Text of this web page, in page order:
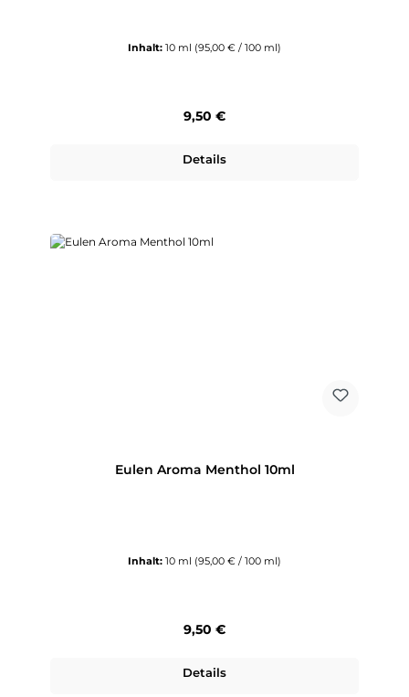
Inhalt: 10 ml (95,00 € / 100 ml)
Regulärer Preis:
9,50 €
Details
Eulen Aroma Menthol 10ml
Inhalt: 10 ml (95,00 € / 100 ml)
Regulärer Preis:
9,50 €
Details